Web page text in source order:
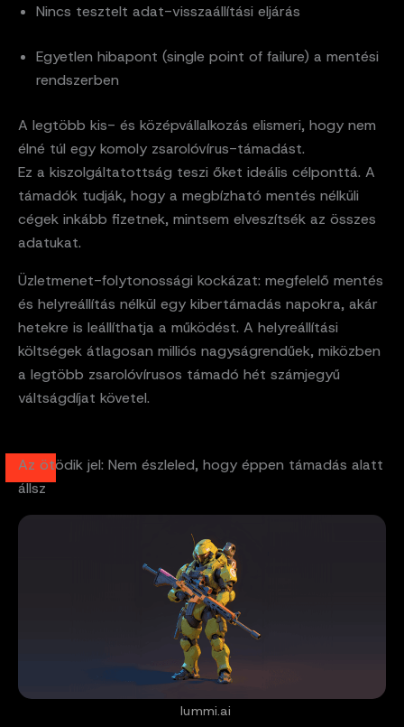
Nincs tesztelt adat-visszaállítási eljárás
Egyetlen hibapont (single point of failure) a mentési
rendszerben
A legtöbb kis- és középvállalkozás elismeri, hogy nem
élné túl egy komoly zsarolóvírus-támadást.
Ez a kiszolgáltatottság teszi őket ideális célponttá. A
támadók tudják, hogy a megbízható mentés nélküli
cégek inkább fizetnek, mintsem elveszítsék az összes
adatukat.
Üzletmenet-folytonossági kockázat: megfelelő mentés
és helyreállítás nélkül egy kibertámadás napokra, akár
hetekre is leállíthatja a működést. A helyreállítási
költségek átlagosan milliós nagyságrendűek, miközben
a legtöbb zsarolóvírusos támadó hét számjegyű
váltságdíjat követel.
Az ötödik jel: Nem észleled, hogy éppen támadás alatt
állsz
lummi.ai